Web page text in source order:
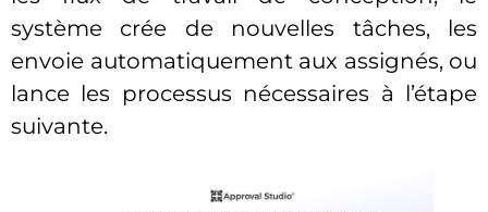
système crée de nouvelles tâches, les
envoie automatiquement aux assignés, ou
lance les processus nécessaires à l’étape
suivante.